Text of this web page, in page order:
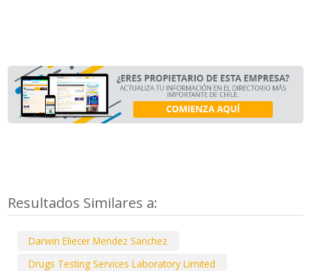
Resultados Similares a:
Darwin Eliecer Mendez Sanchez
Drugs Testing Services Laboratory Limited